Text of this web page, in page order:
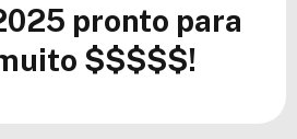
pronto para
$$$$$!